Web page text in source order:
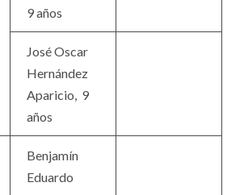
9 años
José Oscar
Hernández
Aparicio, 9
años
Benjamín
Eduardo